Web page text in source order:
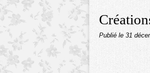
Publié le 31